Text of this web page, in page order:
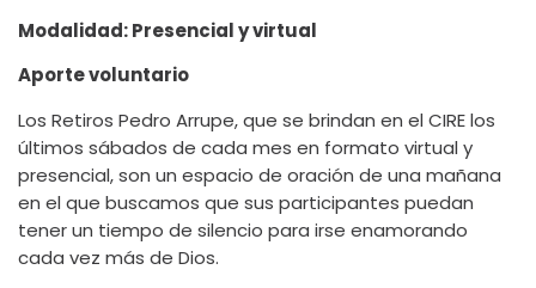
Modalidad: Presencial y virtual
Aporte voluntario
Los Retiros Pedro Arrupe, que se brindan en el CIRE los
últimos sábados de cada mes en formato virtual y
presencial, son un espacio de oración de una mañana
en el que buscamos que sus participantes puedan
tener un tiempo de silencio para irse enamorando
cada vez más de Dios.